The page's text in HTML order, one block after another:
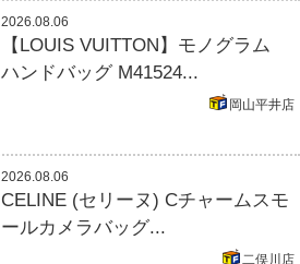
2026.08.06
【LOUIS VUITTON】モノグラム
ハンドバッグ M41524...
岡山平井店
2026.08.06
CELINE (セリーヌ) Cチャームスモ
ールカメラバッグ...
二俣川店